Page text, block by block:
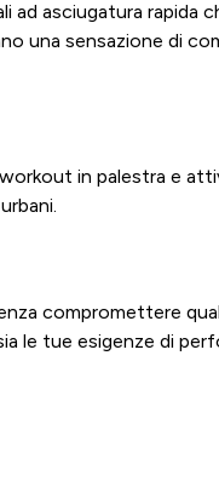
asciugatura rapida
una sensazione di
in palestra e
compromettere
tue esigenze di